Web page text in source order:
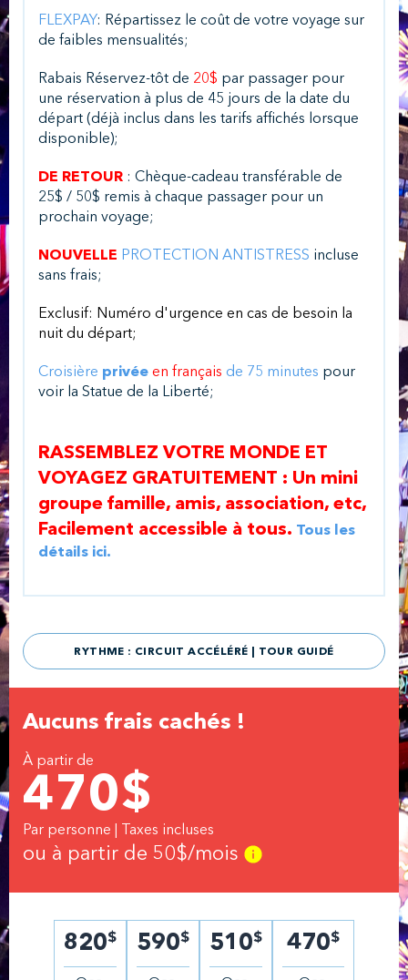
FLEXPAY: Répartissez le coût de votre voyage sur
de faibles mensualités;
Rabais Réservez-tôt de 20$ par passager pour
une réservation à plus de 45 jours de la date du
départ (déjà inclus dans les tarifs affichés lorsque
disponible);
DE RETOUR : Chèque-cadeau transférable de
25$ / 50$ remis à chaque passager pour un
prochain voyage;
NOUVELLE PROTECTION ANTISTRESS incluse
sans frais;
Exclusif: Numéro d'urgence en cas de besoin la
nuit du départ;
Croisière privée en français de 75 minutes pour
voir la Statue de la Liberté;
RASSEMBLEZ VOTRE MONDE ET
VOYAGEZ GRATUITEMENT : Un mini
groupe famille, amis, association, etc,
Facilement accessible à tous. Tous les
détails ici.
RYTHME : CIRCUIT ACCÉLÉRÉ | TOUR GUIDÉ
Aucuns frais cachés !
À partir de
470$
Par personne | Taxes incluses
ou à partir de 50$/mois
820$ 590$ 510$ 470$